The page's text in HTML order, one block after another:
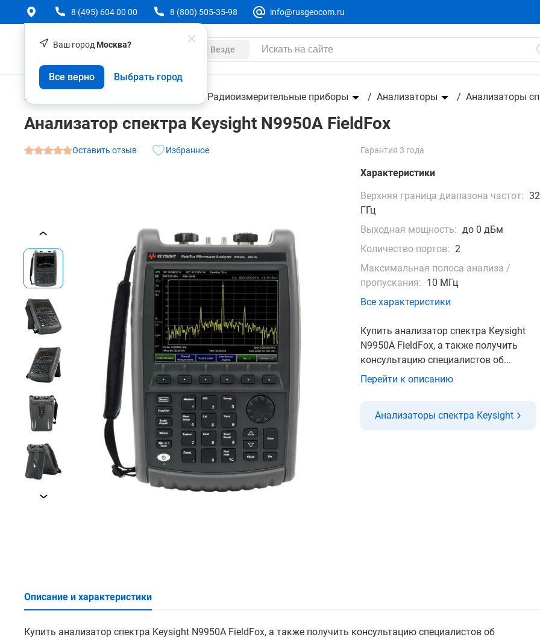
Ваш город Москва?
Все верно Выбрать город
8 (495) 604 00 00 8 (800) 505-35-98 info@rusgeocom.ru
Везде
Контрольно-измерительные приборы Радиоизмерительные приборы Анализаторы Анализаторы
Анализатор спектра Keysight N9950A FieldFox
Оставить отзыв Избранное Гарантия 3 года
Характеристики
Верхняя граница диапазона частот: 32
ГГц
Выходная мощность: до 0 дБм
Количество портов: 2
Максимальная полоса анализа /
пропускания: 10 МГц
Все характеристики
Купить анализатор спектра Keysight
N9950A FieldFox, а также получить
консультацию специалистов об...
Перейти к описанию
Анализаторы спектра Keysight
Описание и характеристики
Анализатор спектра Keysight N9950A FieldFox
О товаре Характеристики
Купить анализатор спектра Keysight N9950A FieldFox, а также получить консультацию специалистов об